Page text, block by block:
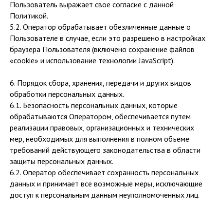
Пользователь выражает свое согласие с данной
Политикой.
5.2. Оператор обрабатывает обезличенные данные о
Пользователе в случае, если это разрешено в настройках
браузера Пользователя (включено сохранение файлов
«cookie» и использование технологии JavaScript).
6. Порядок сбора, хранения, передачи и других видов
обработки персональных данных.
6.1. Безопасность персональных данных, которые
обрабатываются Оператором, обеспечивается путем
реализации правовых, организационных и технических
мер, необходимых для выполнения в полном объеме
требований действующего законодательства в области
защиты персональных данных.
6.2. Оператор обеспечивает сохранность персональных
данных и принимает все возможные меры, исключающие
доступ к персональным данным неуполномоченных лиц.